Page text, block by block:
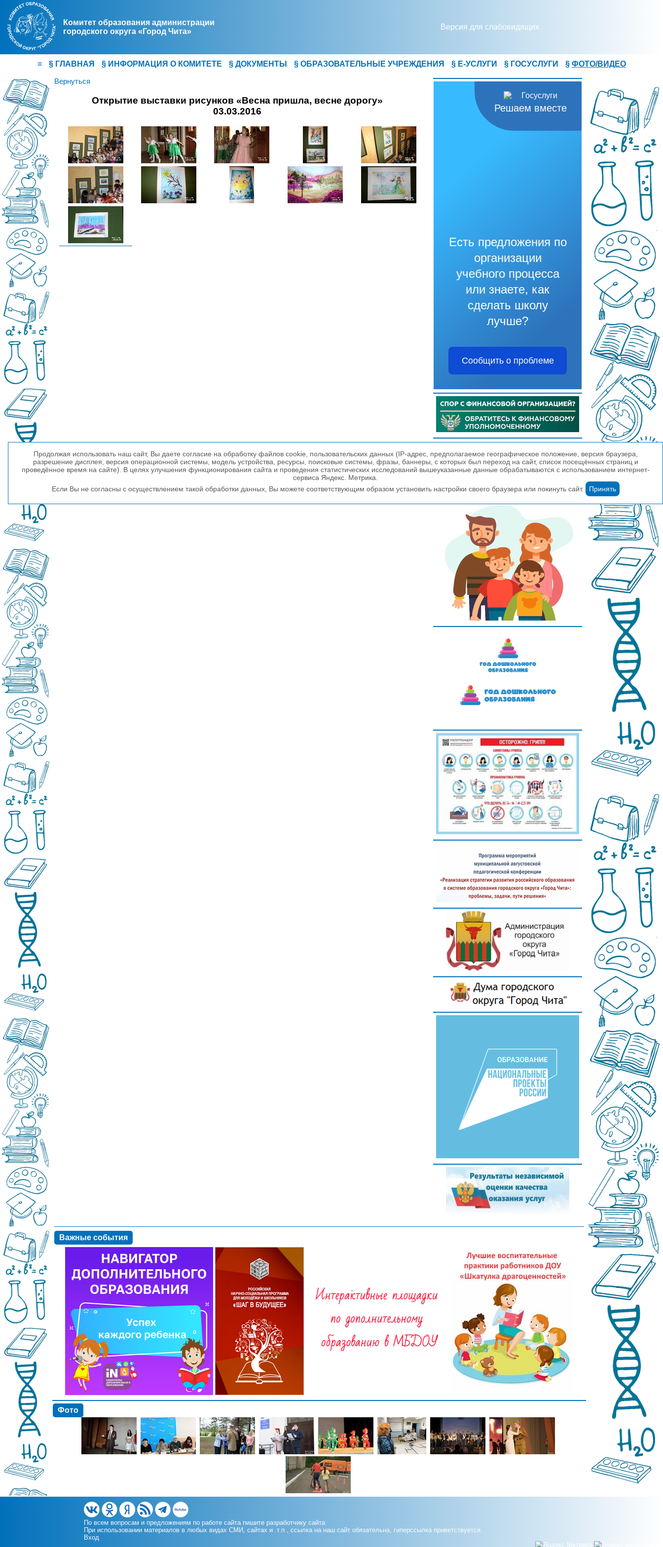
Комитет образования администрации
городского округа «Город Чита»
Версия для слабовидящих
≡ § ГЛАВНАЯ § ИНФОРМАЦИЯ О КОМИТЕТЕ § ДОКУМЕНТЫ § ОБРАЗОВАТЕЛЬНЫЕ УЧРЕЖДЕНИЯ § Е-УСЛУГИ § ГОСУСЛУГИ § ФОТО/ВИДЕО
Вернуться
Открытие выставки рисунков «Весна пришла, весне дорогу»
03.03.2016
Решаем вместе
Есть предложения по
организации
учебного процесса
или знаете, как
сделать школу
лучше?
Сообщить о проблеме
Важные события
Фото
По всем вопросам и предложениям по работе сайта пишите разработчику сайта
При использовании материалов в любых видах СМИ, сайтах и .т.п., ссылка на наш сайт обязательна, гиперссылка приветствуется.
Вход
Продолжая использовать наш сайт, Вы даете согласие на обработку файлов cookie, пользовательских данных (IP-адрес, предполагаемое географическое положение, версия браузера,
разрешение дисплея, версия операционной системы, модель устройства, ресурсы, поисковые системы, фразы, баннеры, с которых был переход на сайт, список посещённых страниц и
проведённое время на сайте). В целях улучшения функционирования сайта и проведения статистических исследований вышеуказанные данные обрабатываются с использованием интернет-
сервиса Яндекс. Метрика.
Если Вы не согласны с осуществлением такой обработки данных, Вы можете соответствующим образом установить настройки своего браузера или покинуть сайт.
Принять